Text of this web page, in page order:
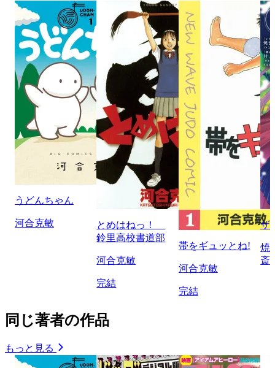
うどんちゃん
河合克敏
とめはねっ！
鈴里高校書道部
河合克敏
完結
帯をギュッとね!
河合克敏
完結
ザ
焼
斎
同じ著者の作品
もっと見る